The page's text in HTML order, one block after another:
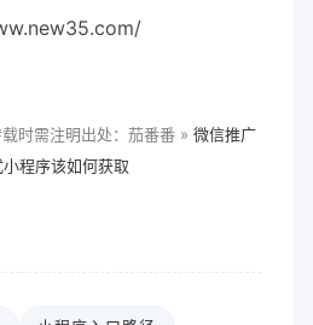
时需注明出处：茄番番 » 微信推广
小程序该如何获取